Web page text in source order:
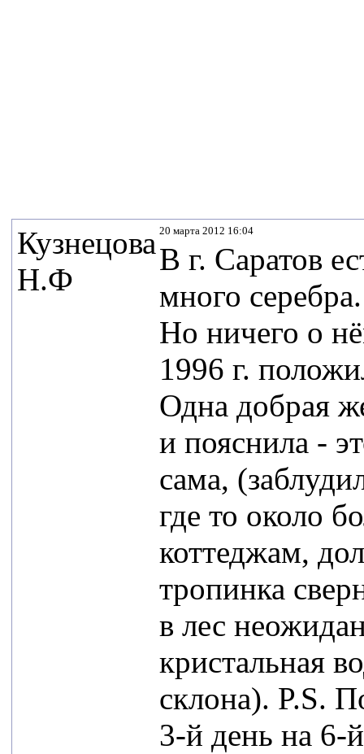
Кузнецова
Н.Ф
20 марта 2012 16:04
В г. Саратов
много
Но ничего о
1996 г.
Одна добрая
и пояснила -
сама,
где то около
коттеджам,
тропинка
в лес
кристальная
склона). P.S.
3-й день на 6-